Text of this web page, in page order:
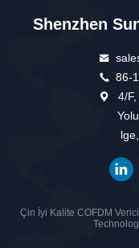
Shenzhen
86-
4/
Çin İyi Kalite COFDM